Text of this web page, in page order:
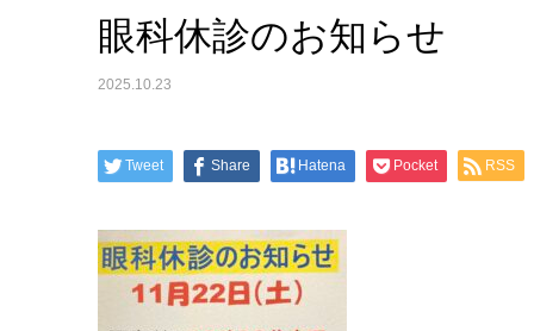
眼科休診のお知らせ
2025.10.23
Tweet Share Hatena Pocket RSS